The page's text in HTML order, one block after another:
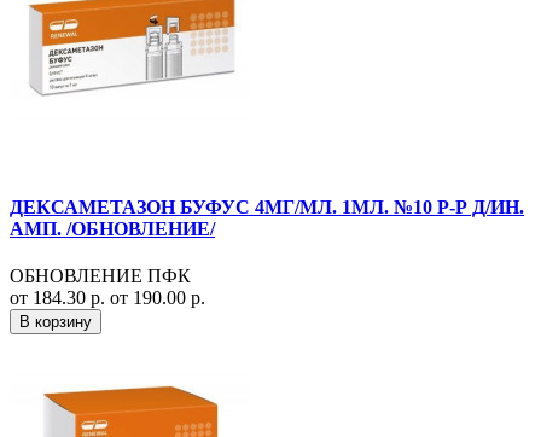
ДЕКСАМЕТАЗОН БУФУС 4МГ/МЛ. 1МЛ. №10 Р-Р Д/ИН.
АМП. /ОБНОВЛЕНИЕ/
ОБНОВЛЕНИЕ ПФК
от 184.30 р. от 190.00 р.
В корзину